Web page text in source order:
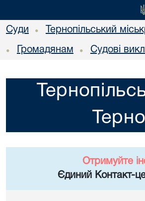
Суди • Тернопільський
• Громадянам • Судові
Отримуйте
Єдиний Контакт-